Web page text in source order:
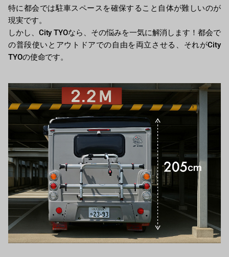
特に都会では駐車スペースを確保すること自体が難しいのが
現実です。
しかし、City TYOなら、その悩みを一気に解消します！都会で
の普段使いとアウトドアでの自由を両立させる、それがCity
TYOの使命です。